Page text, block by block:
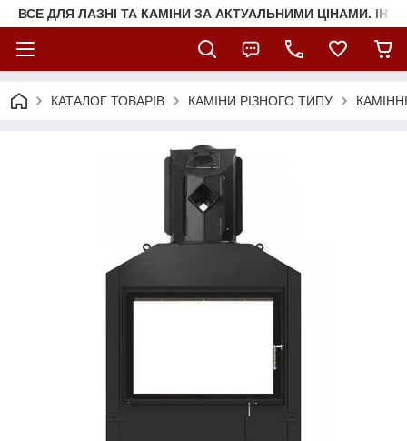
ВСЕ ДЛЯ ЛАЗНІ ТА КАМІНИ ЗА АКТУАЛЬНИМИ ЦІНАМИ.
КАТАЛОГ ТОВАРІВ КАМІНИ РІЗНОГО ТИПУ